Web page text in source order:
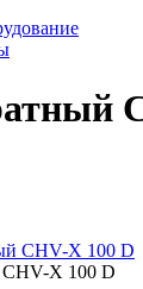
X 100 D